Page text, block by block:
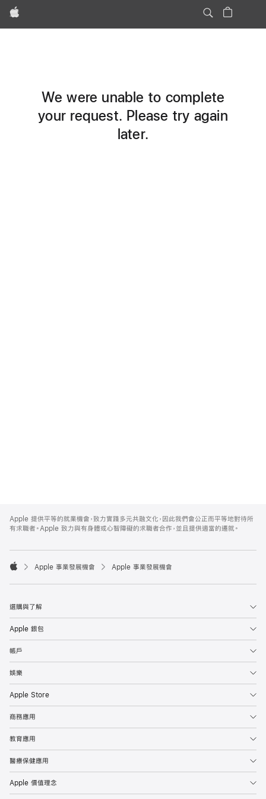
Apple
We were unable to complete
your request. Please try again
later.
Footer
Apple 提供平等的就業機會，致力實踐多元共融文化，因此我們會公正而平等地對待所
有求職者。Apple 致力與有身體或心智障礙的求職者合作，並且提供適當的遷就。

Apple 事業發展機會 Apple 事業發展機會
選購與了解
Apple 銀包
帳戶
娛樂
Apple Store
商務應用
教育應用
醫療保健應用
Apple 價值理念